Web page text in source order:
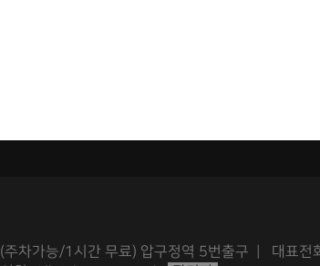
주차가능/1시간 무료) 압구정역 5번출구 | 대표